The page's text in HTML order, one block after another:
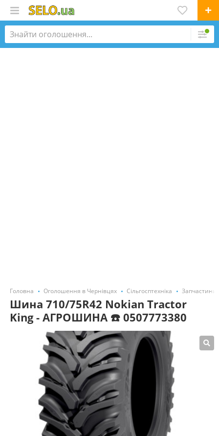
Головна Оголошення в Чернівцях Сільгосптехніка
Шина 710/75R42 Nokian Tractor
King - АГРОШИНА ☎️ 0507773380